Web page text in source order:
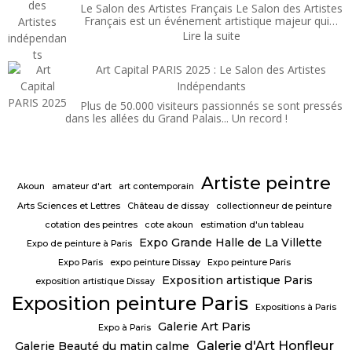
Le Salon des Artistes Français Le Salon des Artistes
Français est un événement artistique majeur qui…
Lire la suite:
des
Artistes
Français
Art Capital PARIS 2025 : Le Salon des Artistes
Indépendants
Plus de 50.000 visiteurs passionnés se sont pressés
dans les allées du Grand Palais... Un record !
Akoun amateur d'art art contemporain Artiste peintre
Arts Sciences et Lettres Château de dissay
collectionneur de peinture
cotation des peintres
cote akoun
estimation d'un tableau
Expo de peinture à Paris
Expo Grande Halle de La Villette
Expo Paris expo peinture Dissay
Expo peinture Paris
exposition artistique Dissay
Exposition artistique Paris
Exposition peinture Paris
Expositions à Paris
Expo à Paris
Galerie Art Paris
Galerie Beauté du matin calme
Galerie d'Art Honfleur